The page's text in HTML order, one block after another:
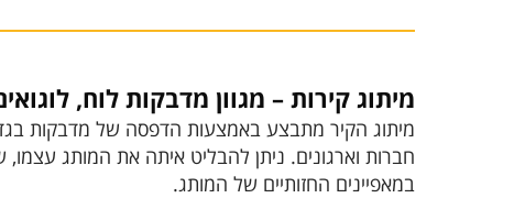
מיתוג קירות – מגוון מדבקות לוח,
מיתוג הקיר מתבצע באמצעות הדפסה של מדבקות
חברות וארגונים. ניתן להבליט איתה את המותג
במאפיינים החזותיים של המותג.